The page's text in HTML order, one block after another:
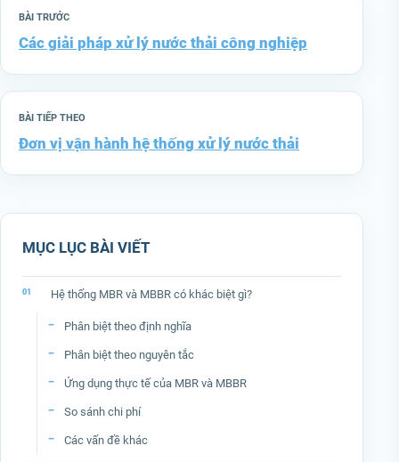
BÀI TRƯỚC
Các giải pháp xử lý nước thải công nghiệp
BÀI TIẾP THEO
Đơn vị vận hành hệ thống xử lý nước thải
MỤC LỤC BÀI VIẾT
Hệ thống MBR và MBBR có khác biệt gì?
Phân biệt theo định nghĩa
Phân biệt theo nguyên tắc
Ứng dụng thực tế của MBR và MBBR
So sánh chi phí
Các vấn đề khác